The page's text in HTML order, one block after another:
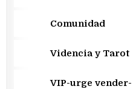
Comunidad
Videncia y Tarot
VIP-urge vender-